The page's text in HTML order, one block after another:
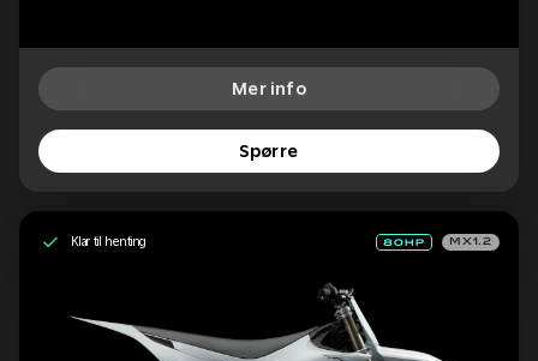
Mer info
Spørre
Klar til henting MX1.2